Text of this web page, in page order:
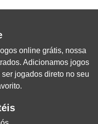
online grátis, nossa
Adicionamos jogos
jogados direto no seu